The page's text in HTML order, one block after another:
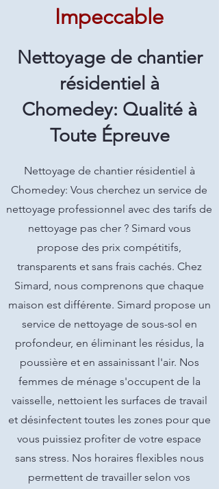
Impeccable
Nettoyage de chantier
résidentiel à
Chomedey: Qualité à
Toute Épreuve
Nettoyage de chantier résidentiel à
Chomedey: Vous cherchez un service de
nettoyage professionnel avec des tarifs de
nettoyage pas cher ? Simard vous
propose des prix compétitifs,
transparents et sans frais cachés. Chez
Simard, nous comprenons que chaque
maison est différente. Simard propose un
service de nettoyage de sous-sol en
profondeur, en éliminant les résidus, la
poussière et en assainissant l'air. Nos
femmes de ménage s'occupent de la
vaisselle, nettoient les surfaces de travail
et désinfectent toutes les zones pour que
vous puissiez profiter de votre espace
sans stress. Nos horaires flexibles nous
permettent de travailler selon vos